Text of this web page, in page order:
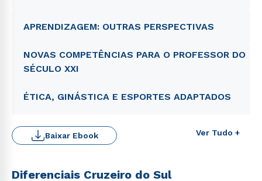
APRENDIZAGEM: OUTRAS PERSPECTIVAS
NOVAS COMPETÊNCIAS PARA O PROFESSOR DO
SÉCULO XXI
ÉTICA, GINÁSTICA E ESPORTES ADAPTADOS
Ver Tudo +
Baixar Ebook
Diferenciais Cruzeiro do Sul